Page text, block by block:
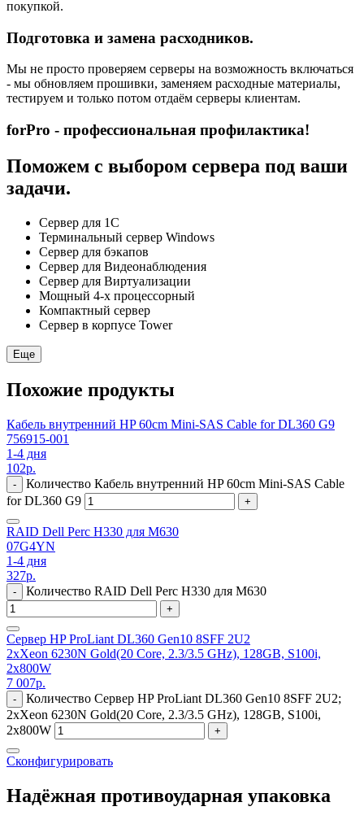
покупкой.
Подготовка и замена расходников.
Мы не просто проверяем серверы на возможность включаться
- мы обновляем прошивки, заменяем расходные материалы,
тестируем и только потом отдаём серверы клиентам.
forPro - профессиональная профилактика!
Поможем с выбором сервера под ваши
задачи.
Сервер для 1С
Терминальный сервер Windows
Сервер для бэкапов
Сервер для Видеонаблюдения
Сервер для Виртуализации
Мощный 4-х процессорный
Компактный сервер
Сервер в корпусе Tower
Еще
Похожие продукты
Кабель внутренний HP 60cm Mini-SAS Cable for DL360 G9
756915-001
1-4 дня
102р.
-
Количество Кабель внутренний HP 60cm Mini-SAS Cable
for DL360 G9
+
RAID Dell Perc H330 для M630
07G4YN
1-4 дня
327р.
- Количество RAID Dell Perc H330 для M630
+
Сервер HP ProLiant DL360 Gen10 8SFF 2U2
2xXeon 6230N Gold(20 Core, 2.3/3.5 GHz), 128GB, S100i,
2x800W
7 007р.
-
Количество Сервер HP ProLiant DL360 Gen10 8SFF 2U2;
2xXeon 6230N Gold(20 Core, 2.3/3.5 GHz), 128GB, S100i,
2x800W
+
Сконфигурировать
Надёжная противоударная упаковка